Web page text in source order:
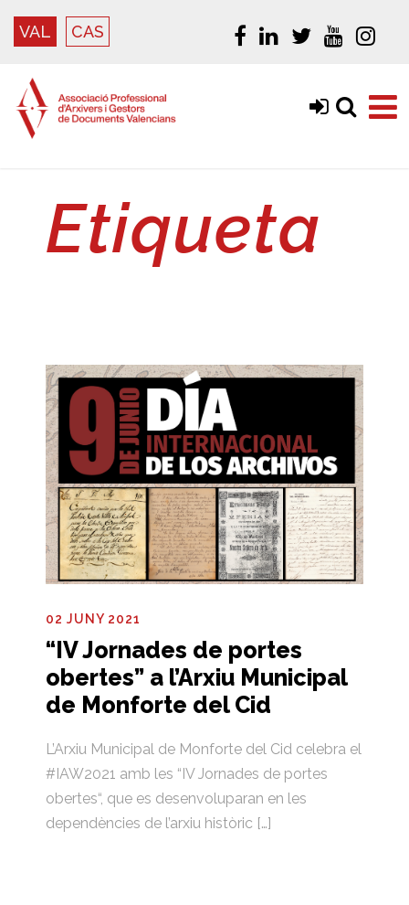
VAL CAS
Etiqueta
02 JUNY 2021
“IV Jornades de portes
obertes” a l’Arxiu Municipal
de Monforte del Cid
L’Arxiu Municipal de Monforte del Cid celebra el
#IAW2021 amb les “IV Jornades de portes
obertes“, que es desenvoluparan en les
dependències de l’arxiu històric […]